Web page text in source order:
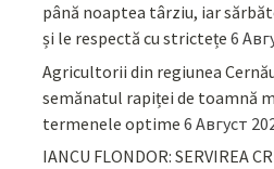
până noaptea târziu, iar
și le respectă cu strictețe 6
Agricultorii din regiunea
semănatul rapiței de toamnă
termenele optime 6 Август
IANCU FLONDOR: SERVIREA